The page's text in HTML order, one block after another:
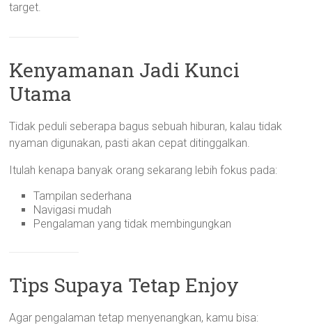
target.
Kenyamanan Jadi Kunci
Utama
Tidak peduli seberapa bagus sebuah hiburan, kalau tidak
nyaman digunakan, pasti akan cepat ditinggalkan.
Itulah kenapa banyak orang sekarang lebih fokus pada:
Tampilan sederhana
Navigasi mudah
Pengalaman yang tidak membingungkan
Tips Supaya Tetap Enjoy
Agar pengalaman tetap menyenangkan, kamu bisa: